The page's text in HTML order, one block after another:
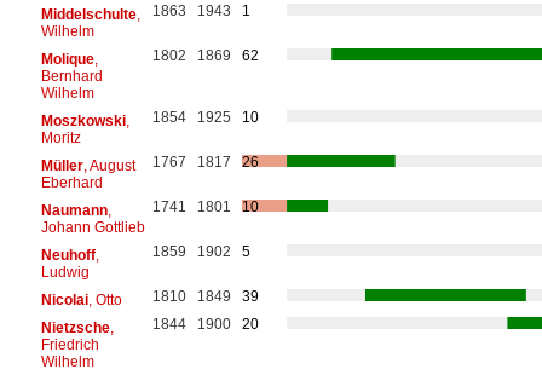
Middelschulte,
Wilhelm
1863 1943 1
Molique,
Bernhard
Wilhelm
1802 1869 62
Moszkowski,
Moritz
1854 1925 10
Müller, August
Eberhard
1767 1817 26
Naumann,
Johann Gottlieb
1741 1801 10
Neuhoff,
Ludwig
1859 1902 5
Nicolai, Otto 1810 1849
39
Nietzsche,
Friedrich
Wilhelm
1844 1900 20